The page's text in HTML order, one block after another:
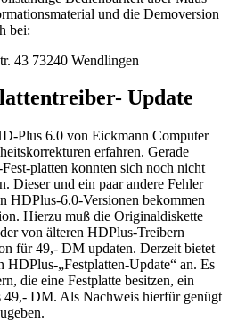
und die Demoversion
bei:
43 73240 Wendlingen
Update
Plus 6.0 von Eickmann Computer
erfahren. Gerade
platten konnten sich noch nicht
Dieser und ein paar andere Fehler
HDPlus-6.0-Versionen bekommen
Hierzu muß die Originaldiskette
von älteren HDPlus-Treibern
für 49,- DM updaten. Derzeit bietet
HDPlus-„Festplatten-Update“ an. Es
die eine Festplatte besitzen, ein
DM. Als Nachweis hierfür genügt